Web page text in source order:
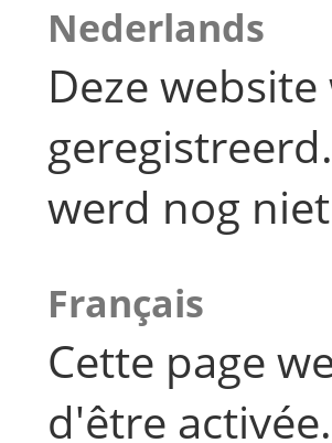
Nederlands
Deze
werd nog
Français
Cette page
d'être